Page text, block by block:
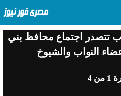
تتصدر اجتماع محافظ بني
النواب والشيوخ
1 من 4